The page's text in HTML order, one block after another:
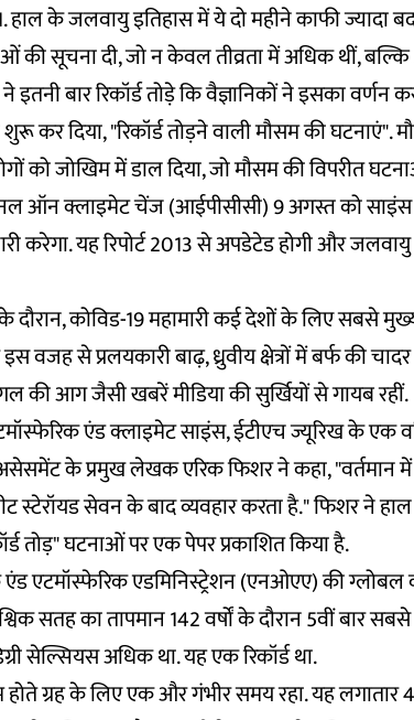
के जलवायु इतिहास में ये दो महीने काफी ज्यादा
की सूचना दी, जो न केवल तीव्रता में अधिक थीं, बल्कि
इतनी बार रिकॉर्ड तोड़े कि वैज्ञानिकों ने इसका
कर दिया, "रिकॉर्ड तोड़ने वाली मौसम की
को जोखिम में डाल दिया, जोमौसम की विपरीत
ऑन क्लाइमेट चेंज (आईपीसीसी) 9 अगस्त को
जारी करेगा. यह रिपोर्ट 2013 से अपडेटेड होगी और
कोविड-19 महामारी कई देशों के लिए सबसे मुख्य
वजह से प्रलयकारी बाढ़, ध्रुवीय क्षेत्रों में बर्फ की
की आग जैसी खबरें मीडिया की सुर्खियों से गायब रहीं.
एंड क्लाइमेट साइंस, ईटीएच ज्यूरिख के एक
के प्रमुख लेखक एरिक फिशर ने कहा, "वर्तमान में
स्टेरॉयड सेवन के बाद व्यवहार करता है." फिशर ने
तोड़" घटनाओं पर एक पेपर प्रकाशित किया है.
एडमिनिस्ट्रेशन (एनओएए) की ग्लोबल
सतह का तापमान 142 वर्षों के दौरान 5वीं बार
सेल्सियस अधिक था. यह एक रिकॉर्ड था.
ग्रह के लिए एक और गंभीर समय रहा. यह लगातार